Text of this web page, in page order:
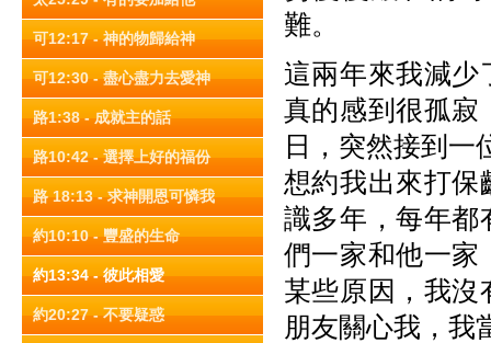
可12:17 - 神的物歸給神
可12:30 - 盡心盡力去愛神
路1:38 - 成就主的話
路10:42 - 選擇上好的福份
路 18:13 - 求神開恩可憐我
約10:10 - 豐盛的生命
約13:34 - 彼此相愛
約20:27 - 不要疑惑
難。
這兩年來我減少
真的感到很孤寂
日，突然接到一
想約我出來打保
識多年，每年都
們一家和他一家
某些原因，我沒
朋友關心我，我